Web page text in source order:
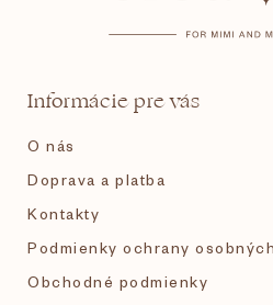
Informácie pre vás
O nás
Doprava a platba
Kontakty
Podmienky ochrany
Obchodné podmienky